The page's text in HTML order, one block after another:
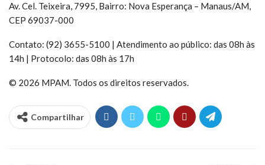
Av. Cel. Teixeira, 7995, Bairro: Nova Esperança – Manaus/AM,
CEP 69037-000
Contato: (92) 3655-5100 | Atendimento ao público: das 08h às
14h | Protocolo: das 08h às 17h
© 2026 MPAM. Todos os direitos reservados.
Compartilhar